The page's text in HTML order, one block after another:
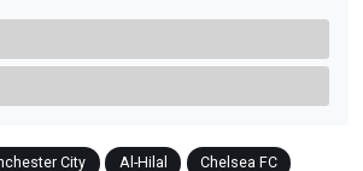
City Al-Hilal Chelsea FC